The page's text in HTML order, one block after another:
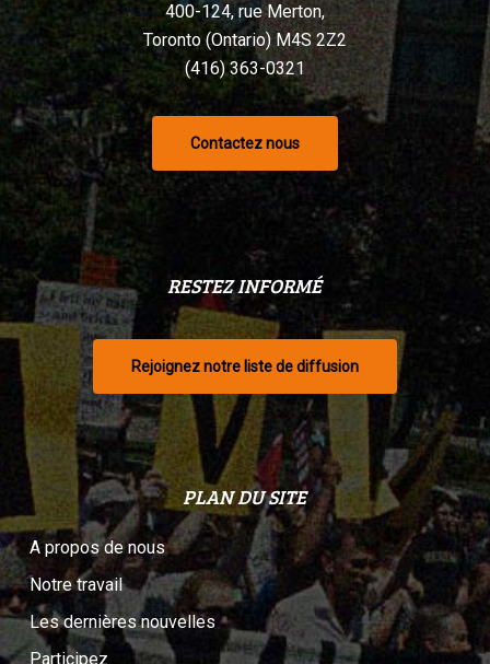
400-124, rue Merton,
Toronto (Ontario) M4S 2Z2
(416) 363-0321
Contactez nous
RESTEZ INFORMÉ
Rejoignez notre liste de diffusion
PLAN DU SITE
A propos de nous
Notre travail
Les dernières nouvelles
Participez